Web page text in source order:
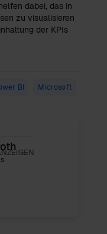
dabei, das in
zu visualisieren
der KPIs
BI Microsoft